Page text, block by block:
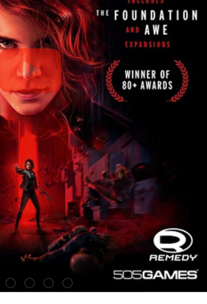
2 3 4 5